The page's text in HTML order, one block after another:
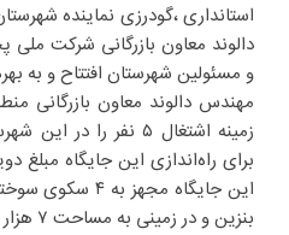
استانداری ،گودرزی نماینده
دالوند معاون بازرگانی شرکت
و مسئولین شهرستان افتتاح و به
مهندس دالوند معاون بازرگانی
زمینه اشتغال ۵ نفر را
برای راه‌اندازی این جایگاه مبلغ
بنزین و در زمینی به مساحت ۷ هزار متر مربع احداث گردیده است